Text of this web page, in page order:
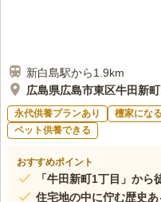
新白島駅から1.9km
広島県広島市東区牛田新
永代供養プランあり 檀家にな
ペット供養できる
おすすめポイント
「牛田新町1丁目」から
住宅地の中に佇む歴史